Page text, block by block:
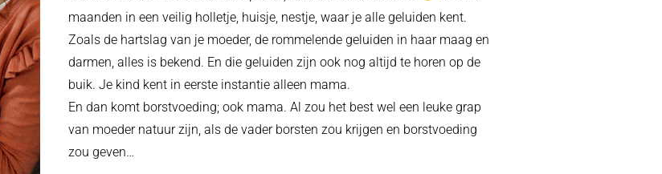
maanden in een veilig holletje, huisje, nestje, waar je alle geluiden kent.
Zoals de hartslag van je moeder, de rommelende geluiden in haar maag en
darmen, alles is bekend. En die geluiden zijn ook nog altijd te horen op de
buik. Je kind kent in eerste instantie alleen mama.
En dan komt borstvoeding; ook mama. Al zou het best wel een leuke grap
van moeder natuur zijn, als de vader borsten zou krijgen en borstvoeding
zou geven…